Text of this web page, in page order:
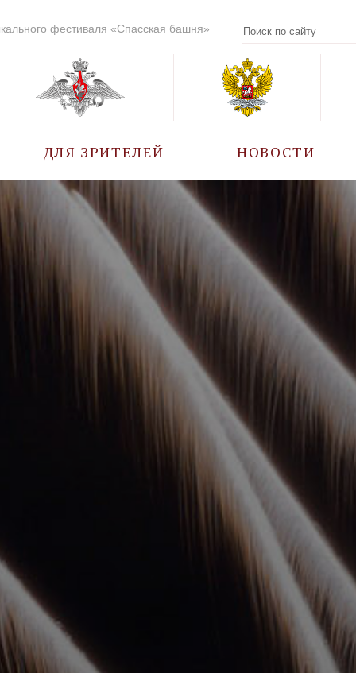
фестиваля «Спасская башня»
ДЛЯ ЗРИТЕЛЕЙ
УЧАСТНИКИ
КАЛЕНДАРЬ СОБЫТИЙ
ВОПРОС – ОТВЕТ
ПРАВИЛА ПОСЕЩЕНИЯ
УПОЛНОМОЧЕННЫЕ
АГЕНТЫ
НОВОСТИ